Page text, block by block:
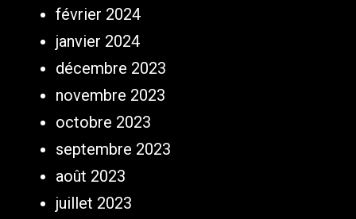
février 2024
janvier 2024
décembre 2023
novembre 2023
octobre 2023
septembre 2023
août 2023
juillet 2023